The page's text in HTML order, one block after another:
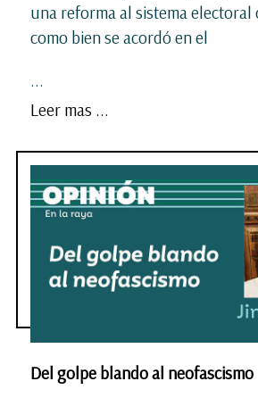
una reforma al sistema electoral
como bien se acordó en el
...
Leer mas ...
Del golpe blando al neofascismo